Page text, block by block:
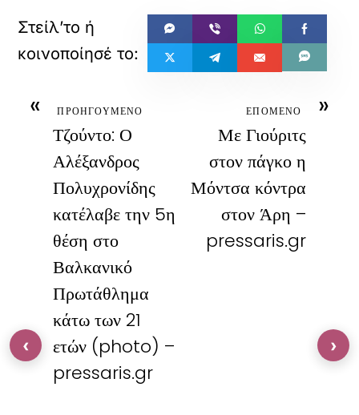
« ΠΡΟΗΓΟΥΜΕΝΟ
Τζούντο: Ο
Αλέξανδρος
Πολυχρονίδης
κατέλαβε την 5η
θέση στο
Βαλκανικό
Πρωτάθλημα
κάτω των 21
ετών (photo) –
pressaris.gr
»
ΕΠΟΜΕΝΟ
Με Γιούριτς
στον πάγκο η
Μόντσα κόντρα
στον Άρη –
pressaris.gr
‹ ›